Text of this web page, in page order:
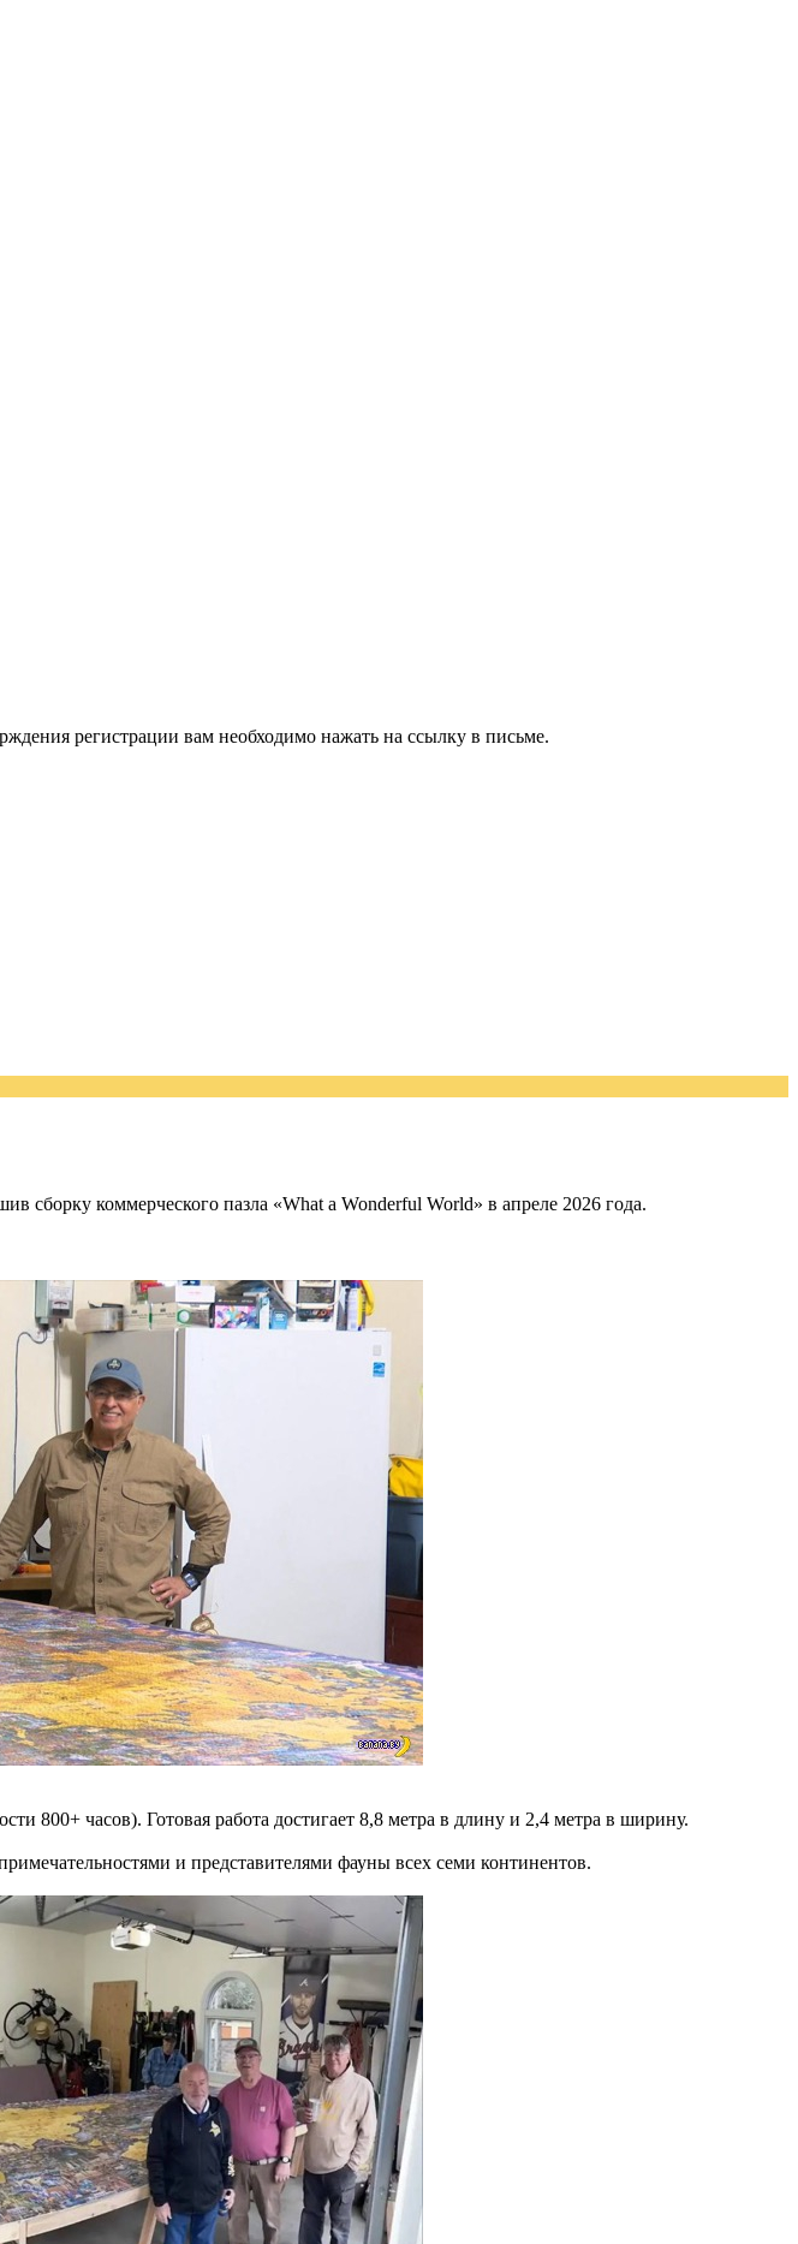
регистрации вам необходимо нажать на ссылку в письме.
коммерческого пазла «What a Wonderful World» в апреле 2026 года.
800+ часов). Готовая работа достигает 8,8 метра в длину и 2,4 метра в ширину.
и представителями фауны всех семи континентов.